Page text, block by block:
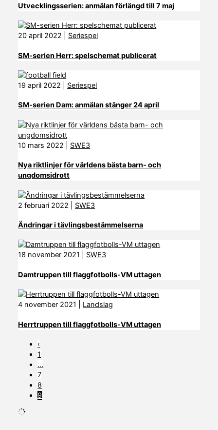
Utvecklingsserien: anmälan förlängd till 7 maj
20 april 2022 Seriespel
SM-serien Herr: spelschemat publicerat
19 april 2022 Seriespel
SM-serien Dam: anmälan stänger 24 april
10 mars 2022 SWE3
Nya riktlinjer för världens bästa barn- och
ungdomsidrott
2 februari 2022 SWE3
Ändringar i tävlingsbestämmelserna
18 november 2021 SWE3
Damtruppen till flaggfotbolls-VM uttagen
4 november 2021 Landslag
Herrtruppen till flaggfotbolls-VM uttagen
‹
1
…
7
8
9